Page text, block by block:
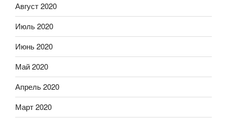
Август 2020
Июль 2020
Июнь 2020
Май 2020
Апрель 2020
Март 2020